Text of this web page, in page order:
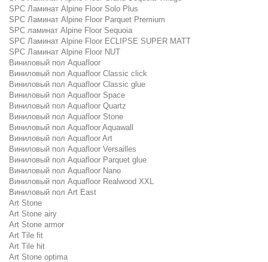
SPC Ламинат Alpine Floor Solo Plus
SPC Ламинат Alpine Floor Parquet Premium
SPC ламинат Alpine Floor Sequoia
SPC Ламинат Alpine Floor ECLIPSE SUPER MATT
SPC Ламинат Alpine Floor NUT
Виниловый пол Aquafloor
Виниловый пол Aquafloor Classic click
Виниловый пол Aquafloor Classic glue
Виниловый пол Aquafloor Space
Виниловый пол Aquafloor Quartz
Виниловый пол Aquafloor Stone
Виниловый пол Aquafloor Aquawall
Виниловый пол Aquafloor Art
Виниловый пол Aquafloor Versailles
Виниловый пол Aquafloor Parquet glue
Виниловый пол Aquafloor Nano
Виниловый пол Aquafloor Realwood XXL
Виниловый пол Art East
Art Stone
Art Stone airy
Art Stone armor
Art Tile fit
Art Tile hit
Art Stone optima